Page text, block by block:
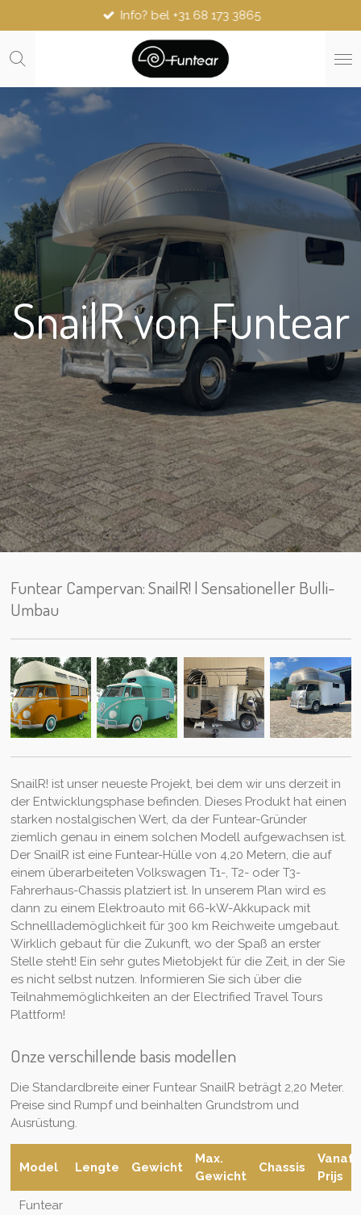
Hauptinhalt
springen
Info? bel +31 68 173 3865
SnailR von Funtear
Funtear Campervan: SnailR! | Sensationeller Bulli-
Umbau
SnailR! ist unser neueste Projekt, bei dem wir uns derzeit in
der Entwicklungsphase befinden. Dieses Produkt hat einen
starken nostalgischen Wert, da der Funtear-Gründer
ziemlich genau in einem solchen Modell aufgewachsen ist.
Der SnailR ist eine Funtear-Hülle von 4,20 Metern, die auf
einem überarbeiteten Volkswagen T1-, T2- oder T3-
Fahrerhaus-Chassis platziert ist. In unserem Plan wird es
dann zu einem Elektroauto mit 66-kW-Akkupack mit
Schnelllademöglichkeit für 300 km Reichweite umgebaut.
Wirklich gebaut für die Zukunft, wo der Spaß an erster
Stelle steht! Ein sehr gutes Mietobjekt für die Zeit, in der Sie
es nicht selbst nutzen. Informieren Sie sich über die
Teilnahmemöglichkeiten an der Electrified Travel Tours
Plattform!
Onze verschillende basis modellen
Die Standardbreite einer Funtear SnailR beträgt 2,20 Meter.
Preise sind Rumpf und beinhalten Grundstrom und
Ausrüstung.
Model Lengte Gewicht
Max.
Gewicht
Chassis
Vanaf
Prijs
Funtear